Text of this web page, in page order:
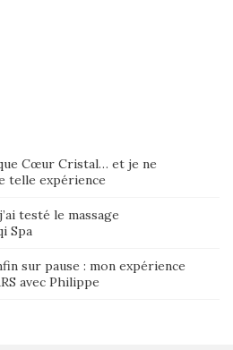
Cœur Cristal… et je ne
telle expérience
testé le massage
Spa
sur pause : mon expérience
avec Philippe